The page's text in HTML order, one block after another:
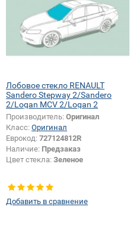
Лобовое стекло RENAULT
Sandero Stepway 2/Sandero
2/Logan MCV 2/Logan 2
Производитель: Оригинал
Класс: Оригинал
Еврокод: 727124812R
Наличие: Предзаказ
Цвет стекла: Зеленое
Добавить в сравнение